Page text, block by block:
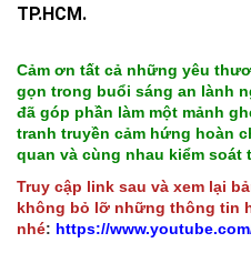
TP.HCM.
Cảm ơn tất cả những yêu
gọn trong buổi sáng an lành
đã góp phần làm một mảnh
tranh truyền cảm hứng hoàn
quan và cùng nhau kiểm soát
Truy cập link sau và xem lại
không bỏ lỡ những thông tin
nhé: https://